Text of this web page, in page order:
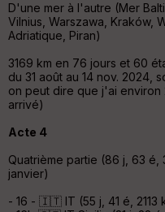
D'une mer à l'autre (Mer
Vilnius, Warszawa, Kraków,
Adriatique, Piran)
3169 km en 76 jours et 60
du 31 août au 14 nov. 2024,
on peut dire que j'ai
arrivé)
Acte 4
Quatrième partie (86 j, 63
janvier)
- 16 - 🇮🇹 IT (55 j, 41 é, 2113